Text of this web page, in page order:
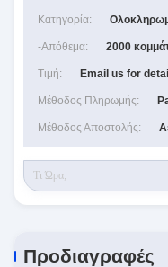
Κατηγορία:
-απόθεμα: 2000
Τιμή: Email us for
Μέθοδος Πληρωμής:
Μέθοδος Αποστολής:
Προδιαγραφές